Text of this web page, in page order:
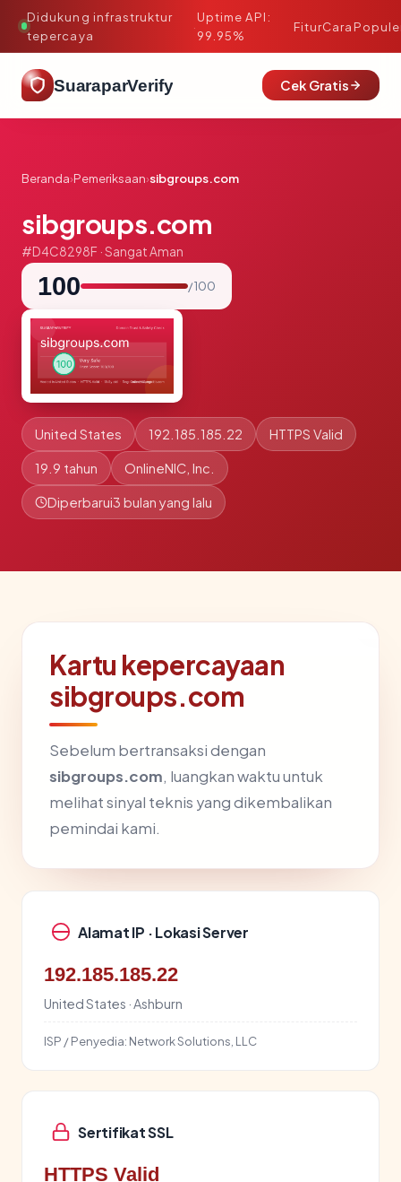
Didukung infrastruktur
tepercaya
·
Uptime API:
99.95%
FiturCara
SuaraparVerify Cek Gratis
Beranda›Pemeriksaan›sibgroups.com
sibgroups.com
#D4C8298F · Sangat Aman
100 / 100
United States 192.185.185.22 HTTPS Valid
19.9 tahun OnlineNIC, Inc.
Diperbarui3 bulan yang lalu
Kartu kepercayaan
sibgroups.com
Sebelum bertransaksi dengan
sibgroups.com, luangkan waktu untuk
melihat sinyal teknis yang dikembalikan
pemindai kami.
Alamat IP · Lokasi Server
192.185.185.22
United States · Ashburn
ISP / Penyedia: Network Solutions, LLC
Sertifikat SSL
HTTPS Valid